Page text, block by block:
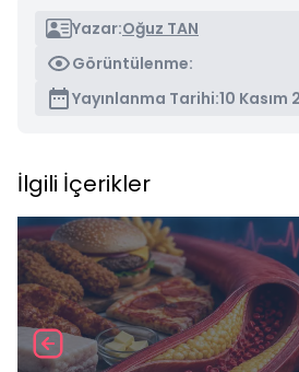
Yazar:Oğuz TAN
Görüntülenme:
Yayınlanma Tarihi:10 Kasım
İlgili İçerikler